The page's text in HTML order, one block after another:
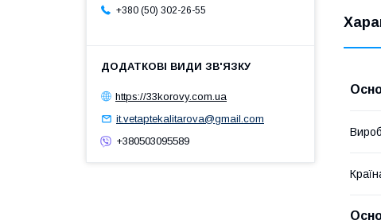
+380 (50) 302-26-55
https://33korovy.com.ua
it.vetaptekalitarova@gmail.com
+380503095589